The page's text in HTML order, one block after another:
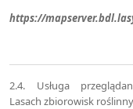
https://
2.4. Usługa
Lasach zbiorowisk